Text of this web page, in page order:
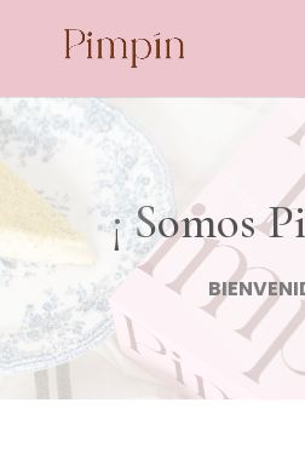
¡ Somos